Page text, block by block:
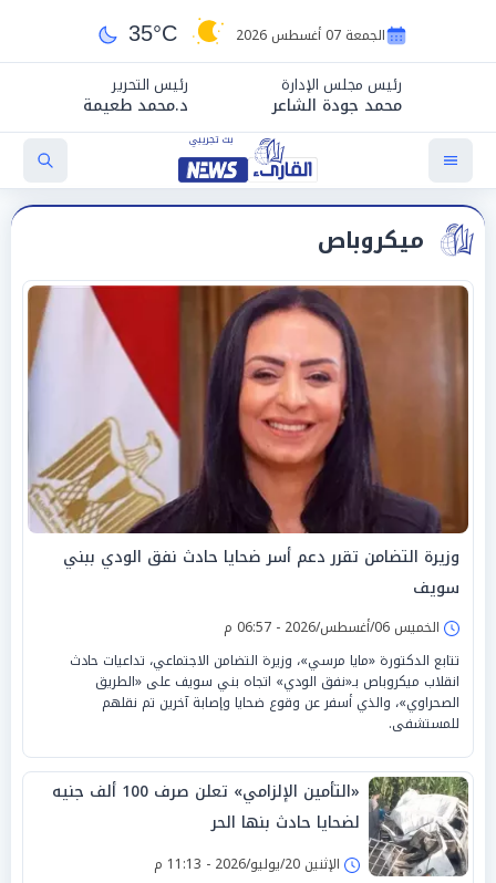
الجمعة 07 أغسطس 2026 35°C
رئيس مجلس الإدارة
محمد جودة الشاعر
رئيس التحرير
د.محمد طعيمة
ميكروباص
وزيرة التضامن تقرر دعم أسر ضحايا حادث نفق الودي ببني
سويف
الخميس 06/أغسطس/2026 - 06:57 م
تتابع الدكتورة «مايا مرسي»، وزيرة التضامن الاجتماعي، تداعيات حادث
انقلاب ميكروباص بـ«نفق الودي» اتجاه بني سويف على «الطريق
الصحراوي»، والذي أسفر عن وقوع ضحايا وإصابة آخرين تم نقلهم
للمستشفى.
«التأمين الإلزامي» تعلن صرف 100 ألف جنيه
لضحايا حادث بنها الحر
الإثنين 20/يوليو/2026 - 11:13 م